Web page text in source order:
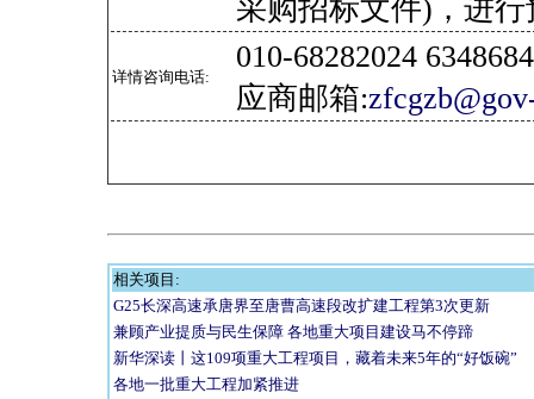
采购招标文件)，进
详情咨询电话:
010-68282024
应商邮箱:
相关项目:
G25长深高速承唐界至唐曹高速段改扩建工程第3次更新
兼顾产业提质与民生保障 各地重大项目建设马不停蹄
新华深读丨这109项重大工程项目，藏着未来5年的“好饭碗”
各地一批重大工程加紧推进